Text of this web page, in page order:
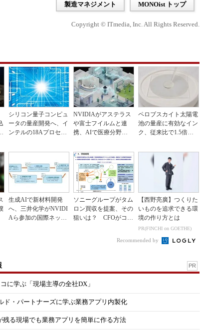
製造マネジメント MONOist トップ
Copyright © ITmedia, Inc. All Rights Reserved.
シリコン量子コンピュ
ータの量産開発へ、イ
ンテルの18Aプロセス
NVIDIAがアステラス
や富士フイルムと連
携、AIで医療分野支
ペロブスカイト太陽電
池の量産に有効なイン
ク、従来比で1.5倍の
生成AIで新材料開発
へ、三井化学がNVIDI
Aら参加の国際ネット
ソニーグループがタム
ロン買収を提案、その
狙いは？ CFOがコメ
【西野亮廣】つくりた
いものを追求できる環
境の作り方とは
PR(FINCHI on GOETHE)
Recommended by
PR
に学ぶ「現場主導の全社DX」
ド・パートナーズに学ぶ業務アプリ内製化
る現場でも業務アプリを簡単に作る方法